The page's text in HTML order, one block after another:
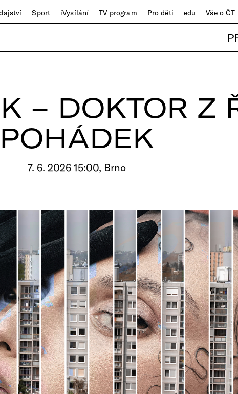
Sport iVysílání TV program Pro děti edu Vše o ČT
– DOKTOR Z
POHÁDEK
7. 6. 2026 15:00, Brno